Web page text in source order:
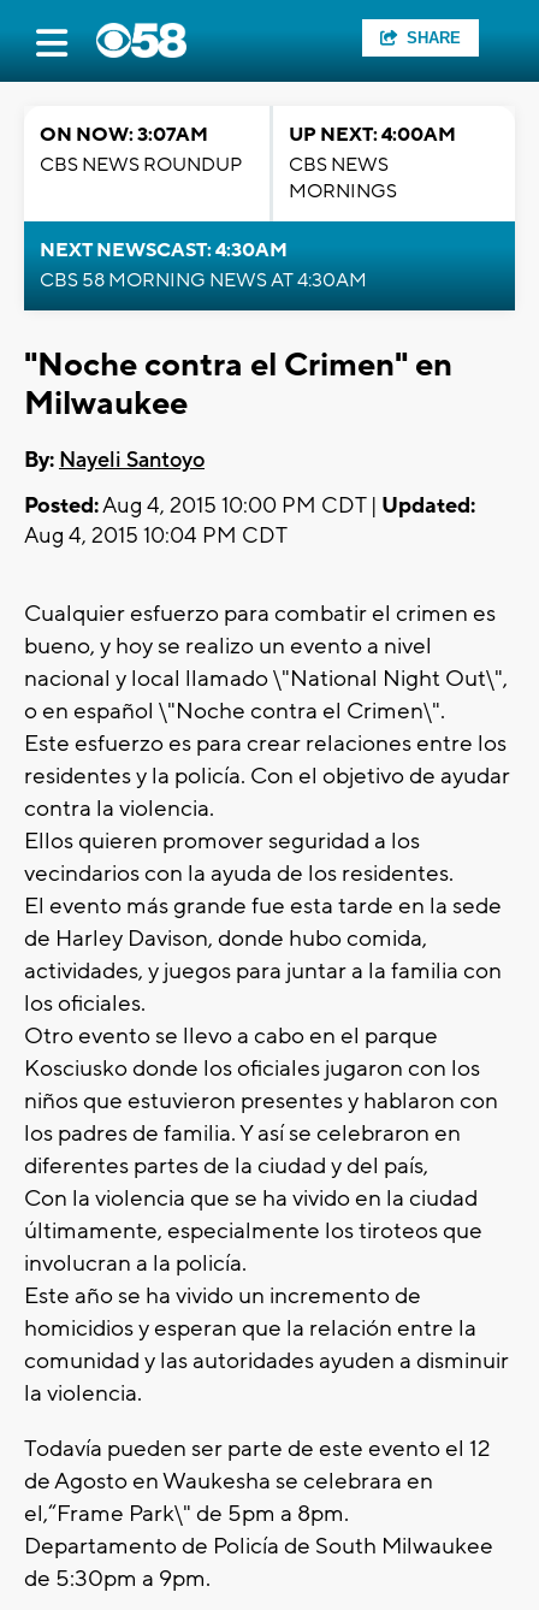
SHARE
ON NOW: 3:07AM
CBS NEWS ROUNDUP
UP NEXT: 4:00AM
CBS NEWS
MORNINGS
NEXT NEWSCAST: 4:30AM
CBS 58 MORNING NEWS AT 4:30AM
"Noche contra el Crimen" en
Milwaukee
By: Nayeli Santoyo
Posted:Aug 4, 2015 10:00 PM CDT | Updated:
Aug 4, 2015 10:04 PM CDT
Cualquier esfuerzo para combatir el crimen es
bueno, y hoy se realizo un evento a nivel
nacional y local llamado \"National Night Out\",
o en español \"Noche contra el Crimen\".
Este esfuerzo es para crear relaciones entre los
residentes y la policía. Con el objetivo de ayudar
contra la violencia.
Ellos quieren promover seguridad a los
vecindarios con la ayuda de los residentes.
El evento más grande fue esta tarde en la sede
de Harley Davison, donde hubo comida,
actividades, y juegos para juntar a la familia con
los oficiales.
Otro evento se llevo a cabo en el parque
Kosciusko donde los oficiales jugaron con los
niños que estuvieron presentes y hablaron con
los padres de familia. Y así se celebraron en
diferentes partes de la ciudad y del país,
Con la violencia que se ha vivido en la ciudad
últimamente, especialmente los tiroteos que
involucran a la policía.
Este año se ha vivido un incremento de
homicidios y esperan que la relación entre la
comunidad y las autoridades ayuden a disminuir
la violencia.
Todavía pueden ser parte de este evento el 12
de Agosto en Waukesha se celebrara en
el,“Frame Park\" de 5pm a 8pm.
Departamento de Policía de South Milwaukee
de 5:30pm a 9pm.